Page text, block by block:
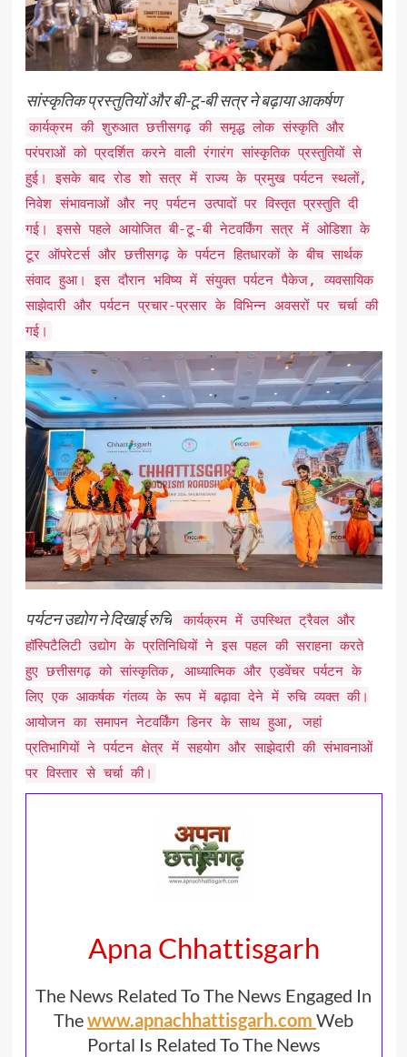
सांस्कृतिक प्रस्तुतियों और बी-टू-बी सत्र ने बढ़ाया आकर्षण
कार्यक्रम की शुरुआत छत्तीसगढ़ की समृद्ध लोक संस्कृति और
परंपराओं को प्रदर्शित करने वाली रंगारंग सांस्कृतिक प्रस्तुतियों से
हुई। इसके बाद रोड शो सत्र में राज्य के प्रमुख पर्यटन स्थलों,
निवेश संभावनाओं और नए पर्यटन उत्पादों पर विस्तृत प्रस्तुति दी
गई। इससे पहले आयोजित बी-टू-बी नेटवर्किंग सत्र में ओडिशा के
टूर ऑपरेटर्स और छत्तीसगढ़ के पर्यटन हितधारकों के बीच सार्थक
संवाद हुआ। इस दौरान भविष्य में संयुक्त पर्यटन पैकेज, व्यवसायिक
साझेदारी और पर्यटन प्रचार-प्रसार के विभिन्न अवसरों पर चर्चा की
गई।
पर्यटन उद्योग ने दिखाई रुचि
कार्यक्रम में उपस्थित ट्रैवल और
हॉस्पिटैलिटी उद्योग के प्रतिनिधियों ने इस पहल की सराहना करते
हुए छत्तीसगढ़ को सांस्कृतिक, आध्यात्मिक और एडवेंचर पर्यटन के
लिए एक आकर्षक गंतव्य के रूप में बढ़ावा देने में रुचि व्यक्त की।
आयोजन का समापन नेटवर्किंग डिनर के साथ हुआ, जहां
प्रतिभागियों ने पर्यटन क्षेत्र में सहयोग और साझेदारी की संभावनाओं
पर विस्तार से चर्चा की।
Apna Chhattisgarh
The News Related To The News Engaged In
Thewww.apnachhattisgarh.com Web
Portal Is Related To The News